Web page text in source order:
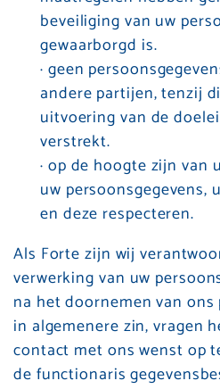
beveiliging van uw
gewaarborgd is.
· geen
andere partijen, tenzij
uitvoering van de
verstrekt.
· op de hoogte zijn
uw persoonsgegevens,
en deze respecteren.
Als Forte zijn wij
verwerking van uw
na het doornemen van
in algemenere zin, vragen
contact met ons wenst op
de functionaris